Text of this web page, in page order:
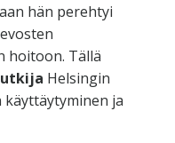
hän perehtyi
hoitoon. Tällä
Helsingin
ja